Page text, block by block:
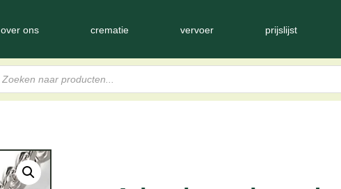
over ons crematie vervoer prijslijst